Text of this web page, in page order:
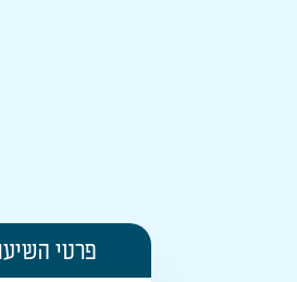
פרטי